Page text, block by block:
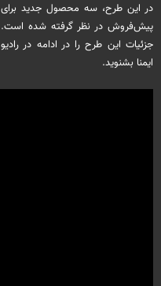
در این طرح، سه محصول جدید برای
پیش‌فروش در نظر گرفته شده است.
جزئیات این طرح را در ادامه در رادیو
ایمنا بشنوید.